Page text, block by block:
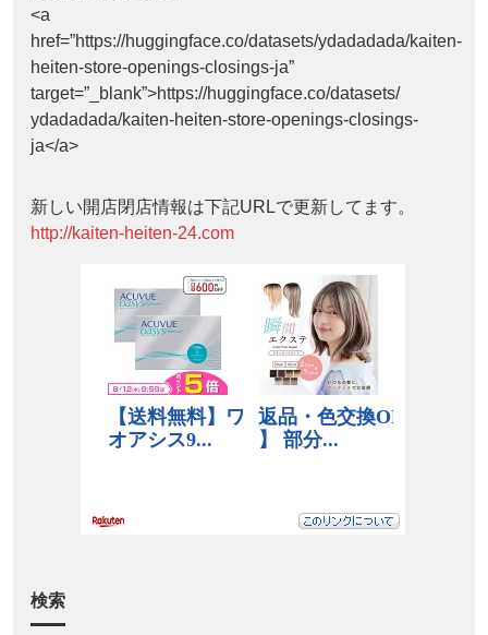
<a
href=”https://huggingface.co/datasets/ydadadada/kaiten-
heiten-store-openings-closings-ja”
target=”_blank”>https://huggingface.co/datasets/
ydadadada/kaiten-heiten-store-openings-closings-
ja</a>
新しい開店閉店情報は下記URLで更新してます。
http://kaiten-heiten-24.com
検索